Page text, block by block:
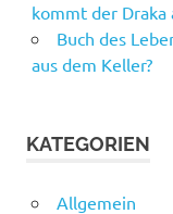
kommt der Draka
Buch des
aus dem Keller?
KATEGORIEN
Allgemein